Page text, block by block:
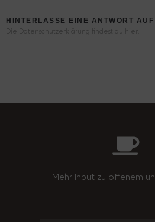
HINTERLASSE EINE ANTWORT
Die Datenschutzerklärung findest du hier.
Mehr Input zu offenem